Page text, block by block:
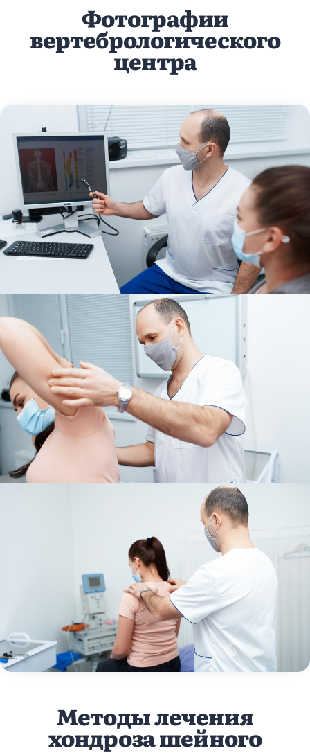
Фотографии
вертебрологического
центра
Методы лечения
хондроза шейного